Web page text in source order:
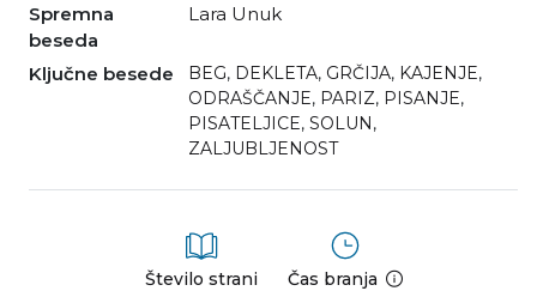
Spremna
beseda
Lara Unuk
Ključne besede BEG, DEKLETA, GRČIJA, KAJENJE,
ODRAŠČANJE, PARIZ, PISANJE,
PISATELJICE, SOLUN,
ZALJUBLJENOST
Število strani
Čas branja